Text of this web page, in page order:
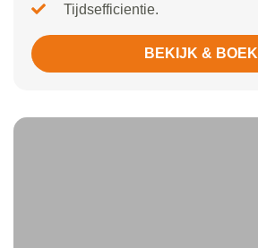
Tijdsefficientie.
BEKIJK & BOEK